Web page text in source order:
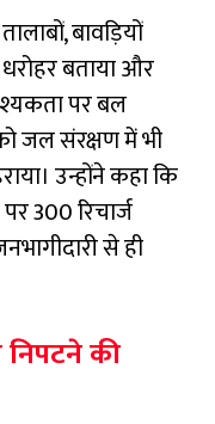
बावड़ियों
बताया और
पर बल
जल संरक्षण में भी
उन्होंने कहा कि
300 रिचार्ज
से ही
की